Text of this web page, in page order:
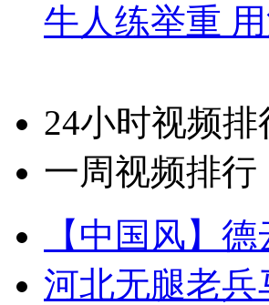
牛人练举重
24小时视频排
一周视频排行
【中国风】
河北无腿老兵